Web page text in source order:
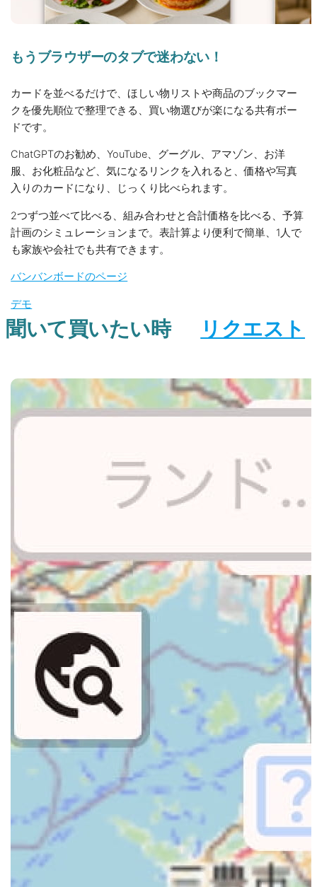
もうブラウザーのタブで迷わない！
カードを並べるだけで、ほしい物リストや商品のブックマー
クを優先順位で整理できる、買い物選びが楽になる共有ボー
ドです。
ChatGPTのお勧め、YouTube、グーグル、アマゾン、お洋
服、お化粧品など、気になるリンクを入れると、価格や写真
入りのカードになり、じっくり比べられます。
2つずつ並べて比べる、組み合わせと合計価格を比べる、予算
計画のシミュレーションまで。表計算より便利で簡単、1人で
も家族や会社でも共有できます。
バンバンボードのページ
デモ
聞いて買いたい時 リクエスト